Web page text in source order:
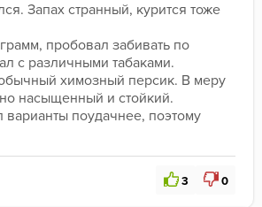
Запах странный, курится тоже
пробовал забивать по
с различными табаками.
химозный персик. В меру
насыщенный и стойкий.
варианты поудачнее, поэтому
3 0